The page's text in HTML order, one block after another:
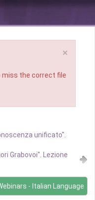
×
miss the correct file
unificato".
Grabovoi". Lezione
- Italian Language